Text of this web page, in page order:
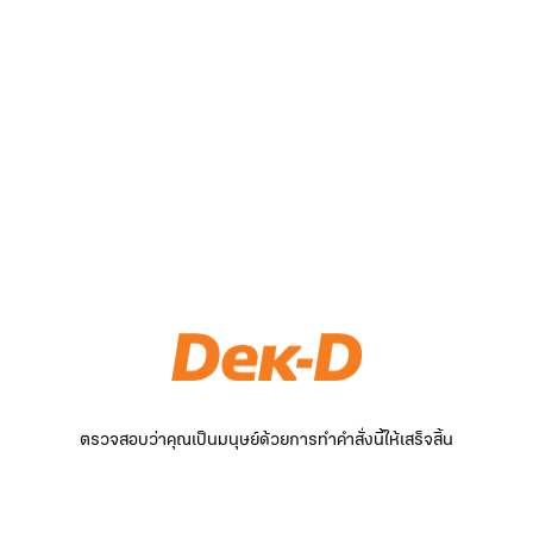
ตรวจสอบว่าคุณเป็นมนุษย์ด้วยการทำคำสั่งนี้ให้เสร็จสิ้น